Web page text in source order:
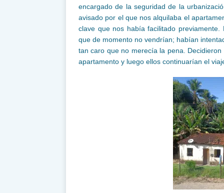
encargado de la seguridad de la
avisado por el que nos alquilaba el
clave que nos había facilitado
que de momento no vendrían; habían
tan caro que no merecía la pena.
apartamento y luego ellos continuarían el